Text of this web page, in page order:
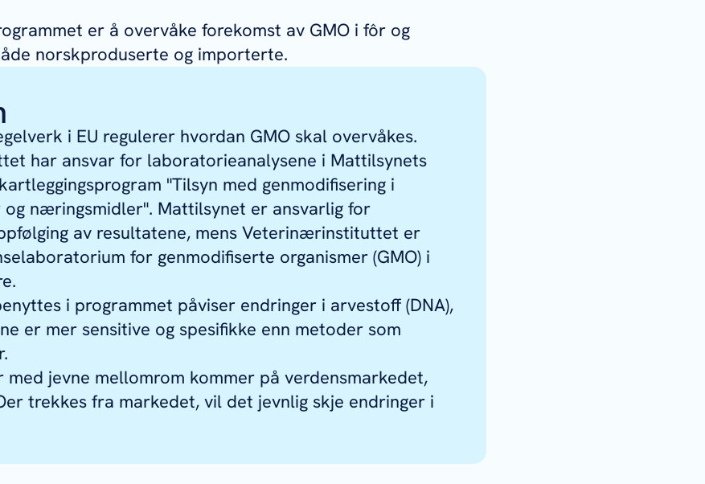
er å overvåke forekomst av GMO i fôr og
norskproduserte og importerte.
i EU regulerer hvordan GMO skal overvåkes.
har ansvar for laboratorieanalysene i Mattilsynets
"Tilsyn med genmodifisering i
og næringsmidler". Mattilsynet er ansvarlig for
av resultatene, mens Veterinærinstituttet er
for genmodifiserte organismer (GMO) i
i programmet påviser endringer i arvestoff (DNA),
er mer sensitive og spesifikke enn metoder som
med jevne mellomrom kommer på verdensmarkedet,
trekkes fra markedet, vil det jevnlig skje endringer i